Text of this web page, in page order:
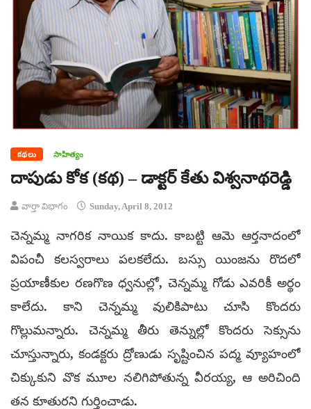
కథలు సాహిత్యం
దాపుడు కోక (కథ) – డాక్టర్ కేతు విశ్వనాథరెడ్డి
వార్తా విభాగం Sunday, April 8, 2012
చెన్నమ్మ నాగరిక నాయిక కాదు. కాబట్టి ఆమె ఆర్తనాదంలో
విపంచీ కలస్వరాలు పలకలేదు. బస్సు యింజను రొదలో
ప్రయాణీకుల రణగొణ ధ్వనుల్లో, చెన్నమ్మ గోడు ఎవరికీ అర్థం
కాలేదు. కాని చెన్నమ్మ వులికిపాటు చూసి కొందరు
గొల్లుమన్నారు. చెన్నమ్మ తీరు తెన్నుల్లో కొందరు సెక్సును
చూస్తున్నారు, కండక్టరు ద్రోణుడు సృష్టించిన పద్మ వ్యూహంలో
చిక్కుకుని వొక మూల నలిగిపోతున్న వీరయ్య, ఆ అరిచింది
తన కూతురని గుర్తించాడు.